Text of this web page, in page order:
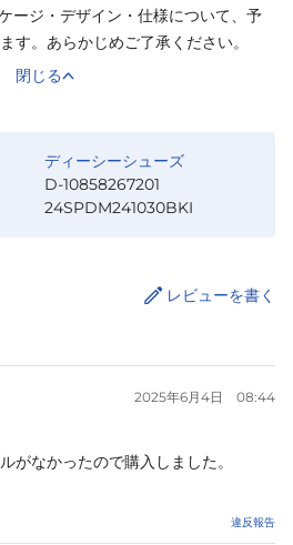
ージ・デザイン・仕様について、予
す。あらかじめご了承ください。
閉じる
ディーシーシューズ
D-10858267201
24SPDM241030BKI
レビューを書く
2025年6月4日 08:44
がなかったので購入しました。
違反報告